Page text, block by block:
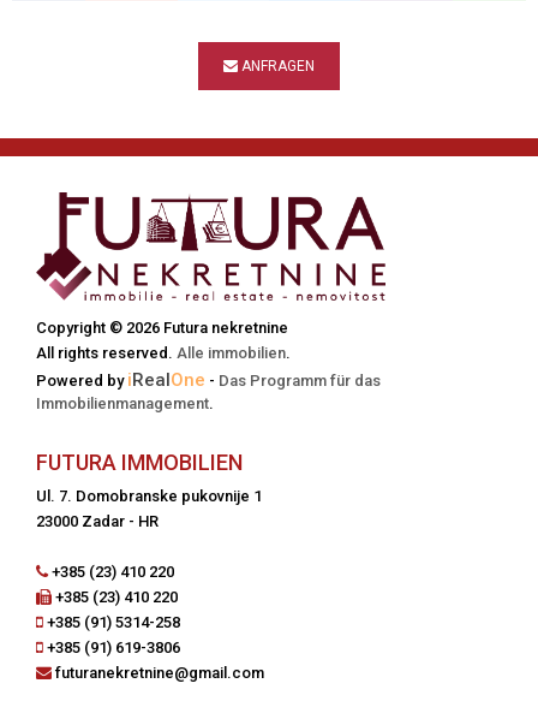
ANFRAGEN
Copyright © 2026 Futura nekretnine
All rights reserved. Alle immobilien.
Powered by iRealOne - Das Programm für das
Immobilienmanagement.
FUTURA IMMOBILIEN
Ul. 7. Domobranske pukovnije 1
23000 Zadar - HR
+385 (23) 410 220
+385 (23) 410 220
+385 (91) 5314-258
+385 (91) 619-3806
futuranekretnine@gmail.com